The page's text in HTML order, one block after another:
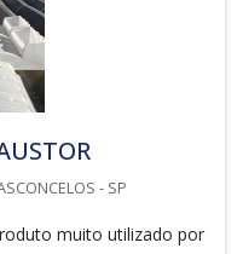
- SP
muito utilizado por